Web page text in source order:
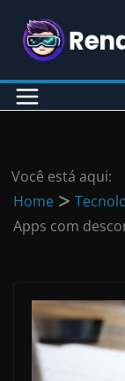
para
conteúdo
Você está aqui:
Home
Apps com